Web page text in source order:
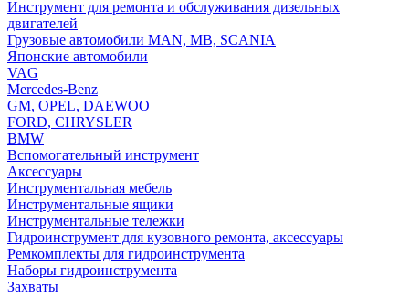
Инструмент для ремонта и обслуживания дизельных
двигателей
Грузовые автомобили MAN, MB, SCANIA
Японские автомобили
VAG
Mercedes-Benz
GM, OPEL, DAEWOO
FORD, CHRYSLER
BMW
Вспомогательный инструмент
Аксессуары
Инструментальная мебель
Инструментальные ящики
Инструментальные тележки
Гидроинструмент для кузовного ремонта, аксессуары
Ремкомплекты для гидроинструмента
Наборы гидроинструмента
Захваты